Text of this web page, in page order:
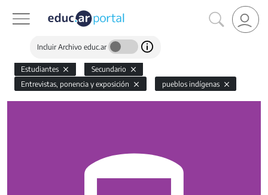
Incluir Archivo educ.ar
Estudiantes
Secundario
Entrevistas, ponencia y exposición
pueblos indígenas